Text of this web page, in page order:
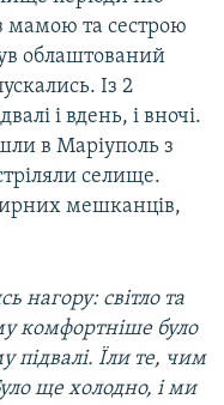
мамою та сестрою
облаштований
Із 2
і вдень, і вночі.
в Маріуполь з
селище.
мешканців,
нагору: світло та
комфортніше було
підвалі. Їли те, чим
ще холодно, і ми